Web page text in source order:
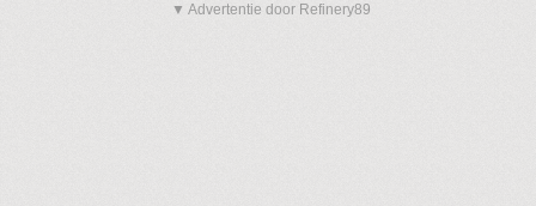
▼ Advertentie door Refinery89